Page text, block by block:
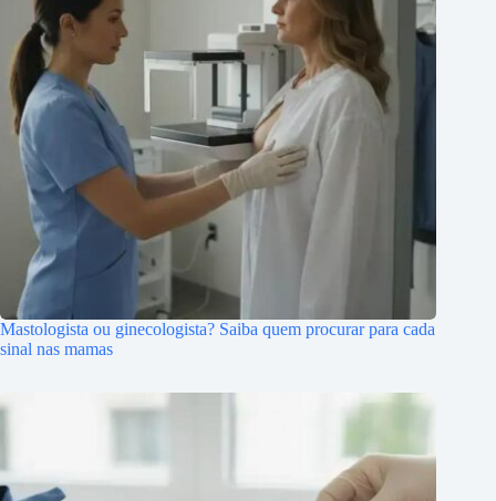
Mastologista ou ginecologista? Saiba quem procurar para cada
sinal nas mamas